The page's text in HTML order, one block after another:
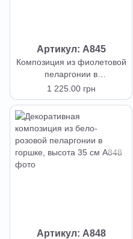
Артикул: А845
Композиция из фиолетовой
пеларгонии в
прямоугольном вазоне,
высота 35 см
1 225.00 грн
Артикул: А848